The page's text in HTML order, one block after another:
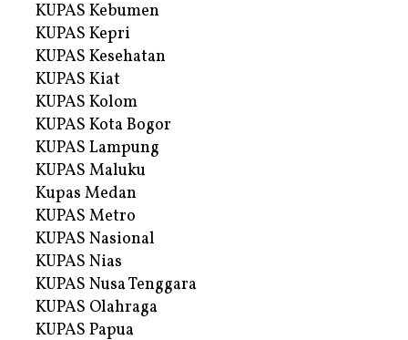
KUPAS Kebumen
KUPAS Kepri
KUPAS Kesehatan
KUPAS Kiat
KUPAS Kolom
KUPAS Kota Bogor
KUPAS Lampung
KUPAS Maluku
Kupas Medan
KUPAS Metro
KUPAS Nasional
KUPAS Nias
KUPAS Nusa Tenggara
KUPAS Olahraga
KUPAS Papua